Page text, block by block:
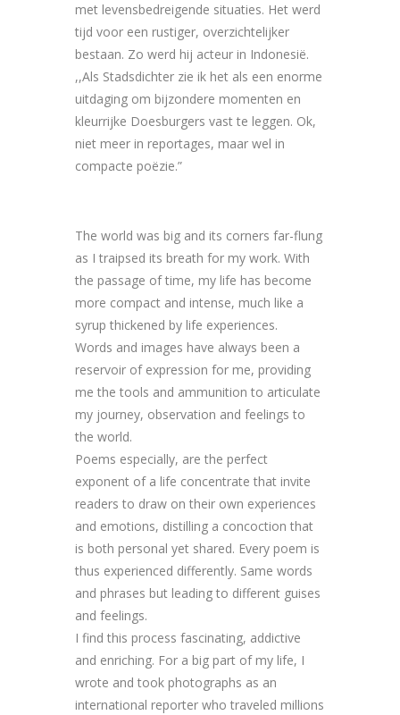
met levensbedreigende situaties. Het werd
tijd voor een rustiger, overzichtelijker
bestaan. Zo werd hij acteur in Indonesië.
,,Als Stadsdichter zie ik het als een enorme
uitdaging om bijzondere momenten en
kleurrijke Doesburgers vast te leggen. Ok,
niet meer in reportages, maar wel in
compacte poëzie.”
The world was big and its corners far-flung
as I traipsed its breath for my work. With
the passage of time, my life has become
more compact and intense, much like a
syrup thickened by life experiences.
Words and images have always been a
reservoir of expression for me, providing
me the tools and ammunition to articulate
my journey, observation and feelings to
the world.
Poems especially, are the perfect
exponent of a life concentrate that invite
readers to draw on their own experiences
and emotions, distilling a concoction that
is both personal yet shared. Every poem is
thus experienced differently. Same words
and phrases but leading to different guises
and feelings.
I find this process fascinating, addictive
and enriching. For a big part of my life, I
wrote and took photographs as an
international reporter who traveled millions